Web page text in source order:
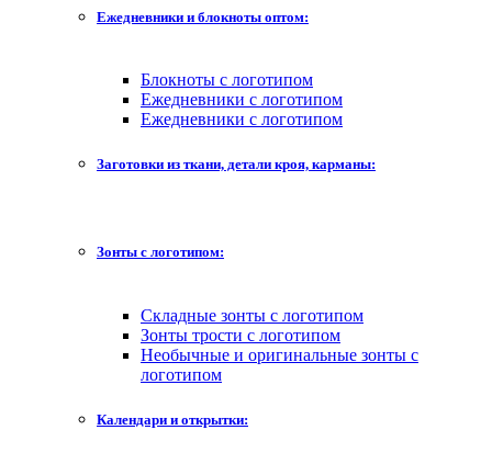
Ежедневники и блокноты оптом:
Блокноты с логотипом
Ежедневники с логотипом
Ежедневники с логотипом
Заготовки из ткани, детали кроя, карманы:
Зонты с логотипом:
Складные зонты с логотипом
Зонты трости с логотипом
Необычные и оригинальные зонты с
логотипом
Календари и открытки: